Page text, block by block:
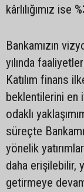
kârlılığımız
Bankamızın
yılında
Katılım finans
beklentilerini en
odaklı
süreçte
yönelik
daha erişilebilir,
getirmeye